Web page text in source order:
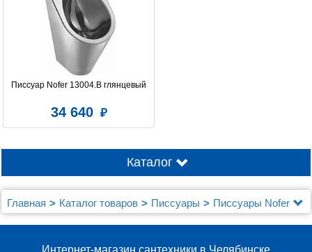
Писсуар Nofer 13004.B глянцевый
34 640
Каталог
Главная Каталог товаров Писсуары Писсуары Nofer